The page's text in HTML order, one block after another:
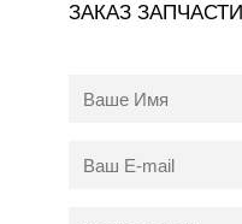
ЗАКАЗ ЗАПЧАСТИ